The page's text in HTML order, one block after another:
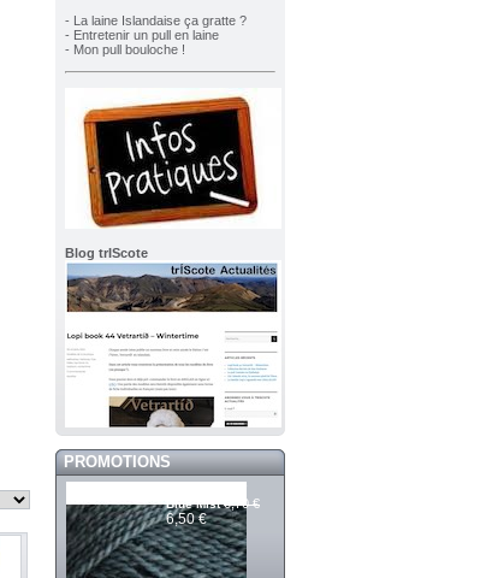
- La laine Islandaise ça gratte ?
- Entretenir un pull en laine
- Mon pull bouloche !
Blog trIScote
PROMOTIONS
Blue Mist 6,70 €
6,50 €